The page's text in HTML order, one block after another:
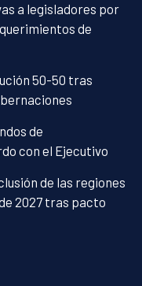
a legisladores por
de
50-50 tras
de
con el Ejecutivo
de las regiones
2027 tras pacto